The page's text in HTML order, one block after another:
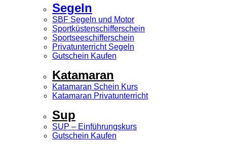
Segeln
SBF Segeln und Motor
Sportküstenschifferschein
Sportseeschifferschein
Privatunterricht Segeln
Gutschein Kaufen
Katamaran
Katamaran Schein Kurs
Katamaran Privatunterricht
Sup
SUP – Einführungskurs
Gutschein Kaufen